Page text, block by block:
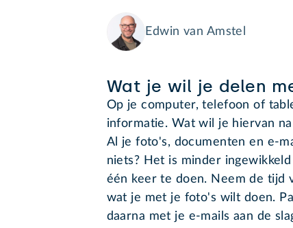
Edwin van Amstel
Wat je wil je delen
Op je computer, telefoon of
informatie. Wat wil je hiervan
Al je foto's, documenten en e-
niets? Het is minder
één keer te doen. Neem de tijd
wat je met je foto's wilt doen.
daarna met je e-mails aan de